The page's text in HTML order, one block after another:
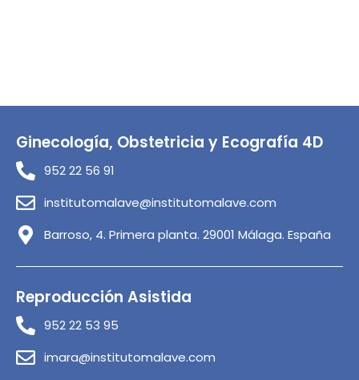
Ginecología, Obstetricia y Ecografía 4D
952 22 56 91
institutomalave@institutomalave.com
Barroso, 4. Primera planta. 29001 Málaga. España
Reproducción Asistida
952 22 53 95
imara@institutomalave.com